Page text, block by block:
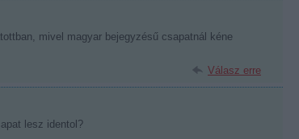
mivel magyar bejegyzésű csapatnál kéne
Válasz erre
lesz identol?